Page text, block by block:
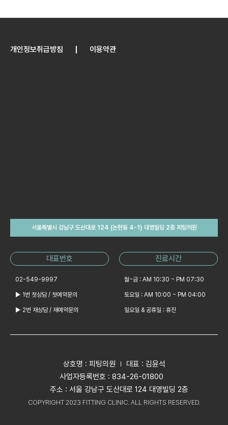
개인정보취급방침 이용약관
서울특별시 강남구 도산대로 124 (논현동 4-1) 대영빌딩 2층 피팅의원
대표번호
02-549-9997
▶ 1번 첫상담 / 첫예약문의
▶ 2번 재상담 / 재예약문의
진료시간
월~금 : AM 10:30 ~ PM 07:30
토요일 : AM 10:00 ~ PM 04:00
일요일 & 공휴일 : 휴진
상호명 : 피팅의원
대표 : 김윤석
사업자등록번호 : 834-26-01800
주소 : 서울 강남구 도산대로 124 대영빌딩 2층
COPYRIGHT 2023 FITTING CLINIC. ALL RIGHTS RESERVED.